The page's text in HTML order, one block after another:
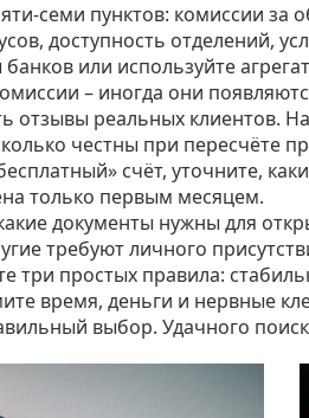
пунктов: комиссии
доступность отделений,
или используйте
– иногда они
отзывы реальных клиентов.
честны при пересчёте
счёт, уточните,
только первым месяцем.
документы нужны для
требуют личного
три простых правила:
время, деньги и нервные
выбор. Удачного